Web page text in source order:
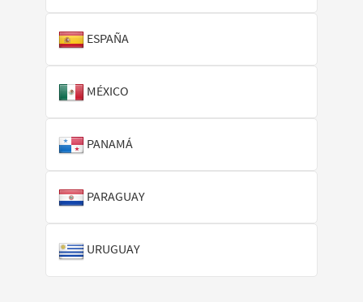
ESPAÑA
MÉXICO
PANAMÁ
PARAGUAY
URUGUAY